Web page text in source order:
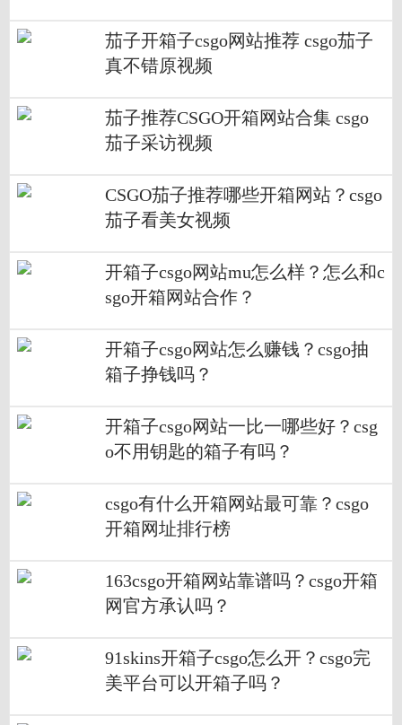
茄子开箱子csgo网站推荐 csgo茄子
真不错原视频
茄子推荐CSGO开箱网站合集 csgo
茄子采访视频
CSGO茄子推荐哪些开箱网站？csgo
茄子看美女视频
开箱子csgo网站mu怎么样？怎么和c
sgo开箱网站合作？
开箱子csgo网站怎么赚钱？csgo抽
箱子挣钱吗？
开箱子csgo网站一比一哪些好？csg
o不用钥匙的箱子有吗？
csgo有什么开箱网站最可靠？csgo
开箱网址排行榜
163csgo开箱网站靠谱吗？csgo开箱
网官方承认吗？
91skins开箱子csgo怎么开？csgo完
美平台可以开箱子吗？